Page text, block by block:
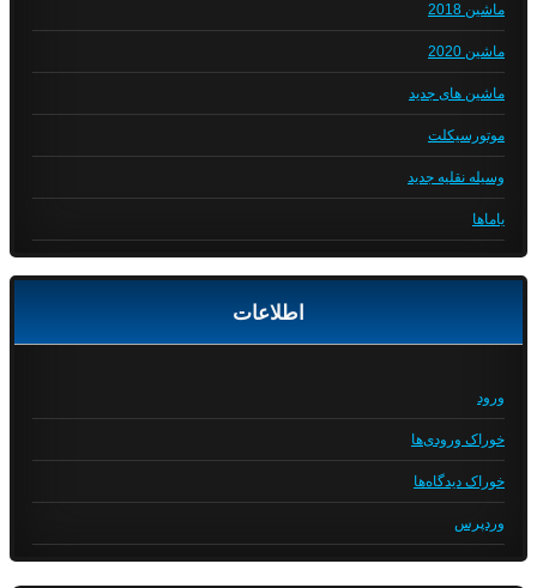
ماشین 2018
ماشین 2020
ماشین های جدید
موتورسیکلت
وسیله نقلیه جدید
یاماها
اطلاعات
ورود
خوراک ورودی‌ها
خوراک دیدگاه‌ها
وردپرس